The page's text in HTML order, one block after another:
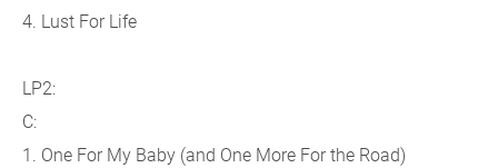
4. Lust For Life
LP2:
C:
1. One For My Baby (and One More For the Road)